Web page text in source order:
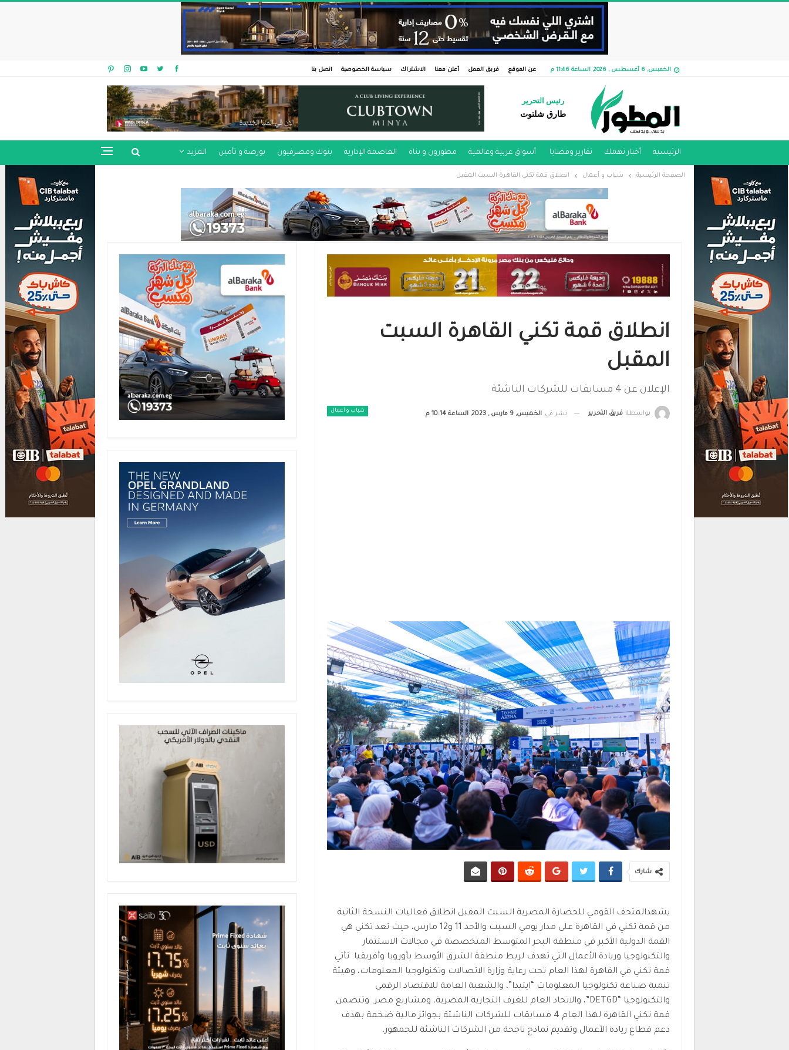
الخميس, 6 أغسطس , 2026, الساعة 11:46 م عن الموقع فريق العمل أعلن معنا الاشتراك سياسة الخصوصية اتصل بنا
رئيس التحرير
طارق شلتوت
الرئيسية أخبار تهمك تقارير وقضايا ​ أسواق عربية وعالمية مطورون و بناة العاصمة الإدارية بنوك ومصرفيون بورصة و تأمين المزيد
الصفحة الرئيسية شباب و أعمال انطلاق قمة تكني القاهرة السبت المقبل
انطلاق قمة تكني القاهرة السبت
المقبل
الإعلان عن 4 مسابقات للشركات الناشئة
شباب و أعمال بواسطة فريق التحرير نشر في الخميس, 9 مارس , 2023, الساعة 10:14 م
شارك
يشهدالمتحف القومي للحضارة المصرية السبت المقبل انطلاق فعاليات النسخة الثانية
من قمة تكني في القاهرة على مدار يومي السبت والأحد 11 و12 مارس، حيث تعد تكني هي
القمة الدولية الأكبر في منطقة البحر المتوسط المتخصصة في مجالات الاستثمار
والتكنولوجيا وريادة الأعمال التي تهدف لربط منطقة الشرق الأوسط بأوروبا وأفريقيا. تأتي
قمة تكني في القاهرة لهذا العام تحت رعاية وزارة الاتصالات وتكنولوجيا المعلومات، وهيئة
تنمية صناعة تكنولوجيا المعلومات “ايتيدا”، والشعبة العامة للاقتصاد الرقمي
والتكنولوجيا “DETGD”، والاتحاد العام للغرف التجارية المصرية، ومشاريع مصر. وتتضمن
قمة تكني القاهرة لهذا العام 4 مسابقات للشركات الناشئة بجوائز مالية ضخمة بهدف
دعم قطاع ريادة الأعمال وتقديم نماذج ناجحة من الشركات الناشئة للجمهور.